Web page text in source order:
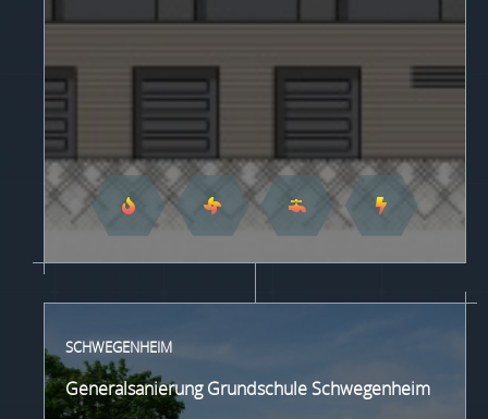
SCHWEGENHEIM
Generalsanierung Grundschule Schwegenheim